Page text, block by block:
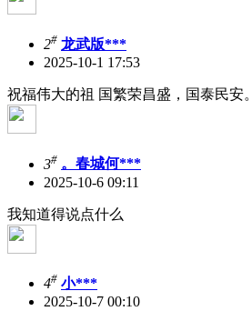
2# 龙武版***
2025-10-1 17:53
祝福伟大的祖 国繁荣昌盛，国泰民安。
3# 。春城何***
2025-10-6 09:11
我知道得说点什么
4# 小***
2025-10-7 00:10